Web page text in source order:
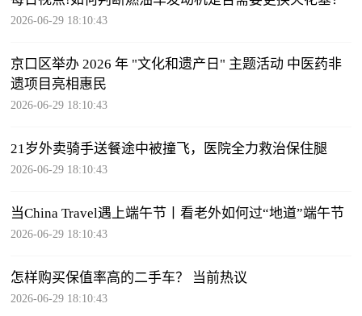
2026-06-29 18:10:43
京口区举办 2026 年 "文化和遗产日" 主题活动 中医药非
遗项目亮相惠民
2026-06-29 18:10:43
21岁外卖骑手送餐途中被撞飞，医院全力救治保住腿
2026-06-29 18:10:43
当China Travel遇上端午节丨看老外如何过“地道”端午节
2026-06-29 18:10:43
怎样购买保值率高的二手车？ 当前热议
2026-06-29 18:10:43